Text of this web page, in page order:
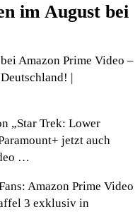
im August bei
Amazon Prime Video –
|
„Star Trek: Lower
jetzt auch
…
Amazon Prime Video
3 exklusiv in